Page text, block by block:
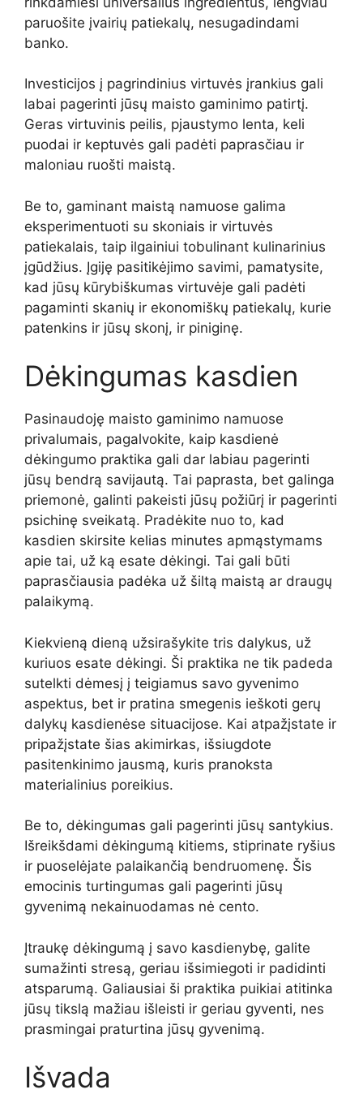
paruošite įvairių patiekalų, nesugadindami
banko.
Investicijos į pagrindinius virtuvės įrankius gali
labai pagerinti jūsų maisto gaminimo patirtį.
Geras virtuvinis peilis, pjaustymo lenta, keli
puodai ir keptuvės gali padėti paprasčiau ir
maloniau ruošti maistą.
Be to, gaminant maistą namuose galima
eksperimentuoti su skoniais ir virtuvės
patiekalais, taip ilgainiui tobulinant kulinarinius
įgūdžius. Įgiję pasitikėjimo savimi, pamatysite,
kad jūsų kūrybiškumas virtuvėje gali padėti
pagaminti skanių ir ekonomiškų patiekalų, kurie
patenkins ir jūsų skonį, ir piniginę.
Dėkingumas kasdien
Pasinaudoję maisto gaminimo namuose
privalumais, pagalvokite, kaip kasdienė
dėkingumo praktika gali dar labiau pagerinti
jūsų bendrą savijautą. Tai paprasta, bet galinga
priemonė, galinti pakeisti jūsų požiūrį ir pagerinti
psichinę sveikatą. Pradėkite nuo to, kad
kasdien skirsite kelias minutes apmąstymams
apie tai, už ką esate dėkingi. Tai gali būti
paprasčiausia padėka už šiltą maistą ar draugų
palaikymą.
Kiekvieną dieną užsirašykite tris dalykus, už
kuriuos esate dėkingi. Ši praktika ne tik padeda
sutelkti dėmesį į teigiamus savo gyvenimo
aspektus, bet ir pratina smegenis ieškoti gerų
dalykų kasdienėse situacijose. Kai atpažįstate ir
pripažįstate šias akimirkas, išsiugdote
pasitenkinimo jausmą, kuris pranoksta
materialinius poreikius.
Be to, dėkingumas gali pagerinti jūsų santykius.
Išreikšdami dėkingumą kitiems, stiprinate ryšius
ir puoselėjate palaikančią bendruomenę. Šis
emocinis turtingumas gali pagerinti jūsų
gyvenimą nekainuodamas nė cento.
Įtraukę dėkingumą į savo kasdienybę, galite
sumažinti stresą, geriau išsimiegoti ir padidinti
atsparumą. Galiausiai ši praktika puikiai atitinka
jūsų tikslą mažiau išleisti ir geriau gyventi, nes
prasmingai praturtina jūsų gyvenimą.
Išvada